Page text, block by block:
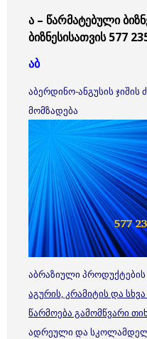
ა – წარმატებული
ბიზნესისათვის 577
აბ
აბერდინო-ანგუსის ჯიშის
მომზადება
აბრაზიული პროდუქტების
აგურის, კრამიტის და
წარმოება გამომწვარი
ადრეული და